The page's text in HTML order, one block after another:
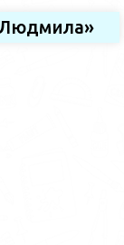
Людмила»